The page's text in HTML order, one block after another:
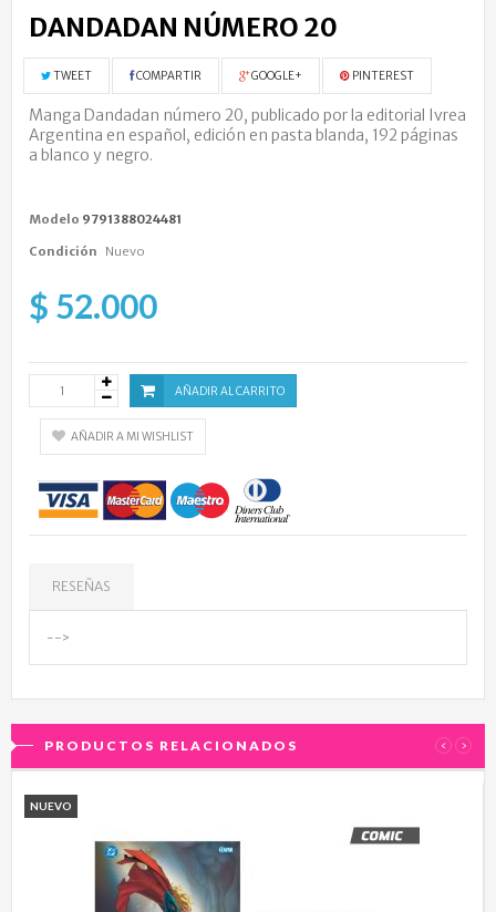
DANDADAN NÚMERO 20
TWEET COMPARTIR GOOGLE+ PINTEREST
Manga Dandadan número 20, publicado por la editorial Ivrea
Argentina en español, edición en pasta blanda, 192 páginas
a blanco y negro.
Modelo 9791388024481
Condición Nuevo
$ 52.000
AÑADIR AL CARRITO
AÑADIR A MI WISHLIST
RESEÑAS
-->
PRODUCTOS RELACIONADOS ‹ ›
NUEVO